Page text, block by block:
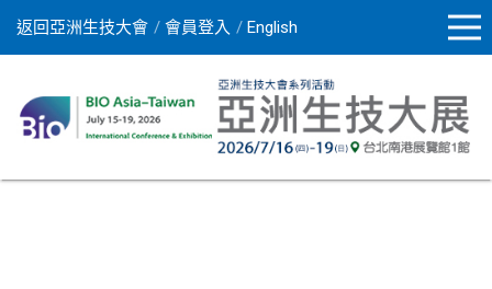
返回亞洲生技大會 會員登入 English